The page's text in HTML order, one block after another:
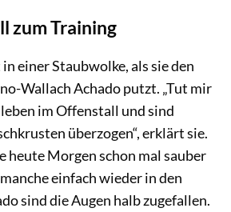
zum Training
einer Staubwolke, als sie den
Wallach Achado putzt. „Tut mir
im Offenstall und sind
überzogen“, erklärt sie.
heute Morgen schon mal sauber
einfach wieder in den
sind die Augen halb zugefallen.